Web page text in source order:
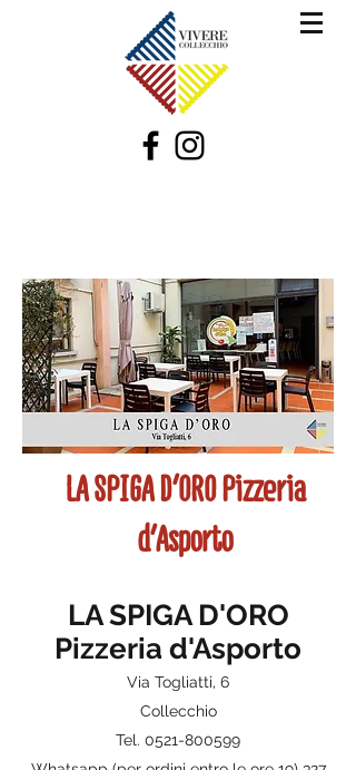
LA SPIGA D'ORO Pizzeria
d'Asporto
LA SPIGA D'ORO
Pizzeria d'Asporto
Via Togliatti, 6
Collecchio
Tel. 0521-800599